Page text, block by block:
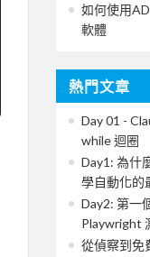
如何使用
軟體
熱門文章
Day 01 -
while 迴圈
Day1: 為什
學自動化的
Day2: 第一
Playwright
從偵察到免